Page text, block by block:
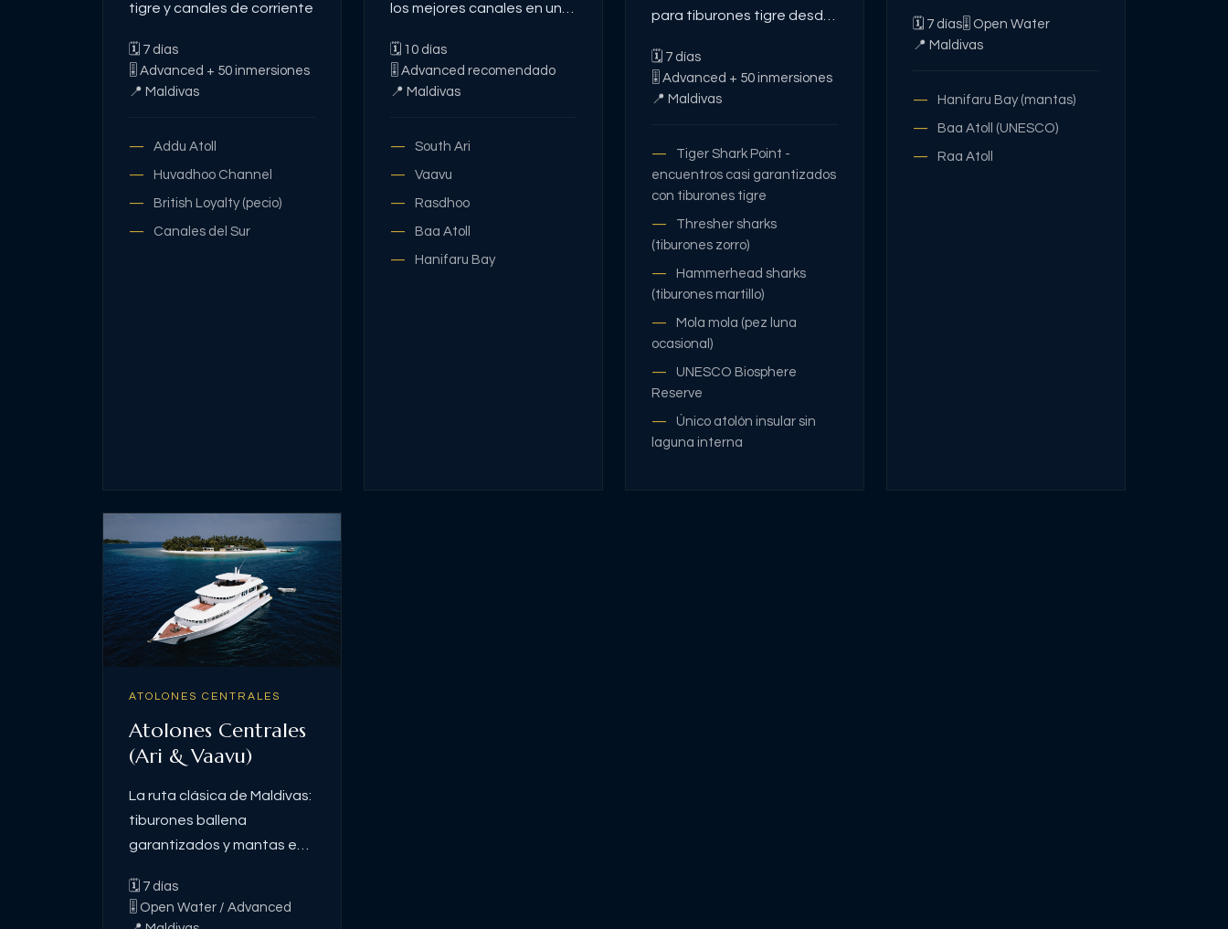
tigre y canales de corriente
🗓 7 días
🎚 Advanced + 50 inmersiones
📍 Maldivas
Addu Atoll
Huvadhoo Channel
British Loyalty (pecio)
Canales del Sur
los mejores canales en un
🗓 10 días
🎚 Advanced recomendado
📍 Maldivas
South Ari
Vaavu
Rasdhoo
Baa Atoll
Hanifaru Bay
para tiburones tigre desde
Requiere vuelo doméstico
clásicos Addu+Huvadhoo
— destino propio.
🗓 7 días
🎚 Advanced + 50 inmersiones
📍 Maldivas
Tiger Shark Point -
encuentros casi garantizados
con tiburones tigre
Thresher sharks
(tiburones zorro)
Hammerhead sharks
(tiburones martillo)
Mola mola (pez luna
ocasional)
UNESCO Biosphere
Reserve
Único atolón insular sin
laguna interna
🗓 7 días🎚 Open Water
📍 Maldivas
Hanifaru Bay (mantas)
Baa Atoll (UNESCO)
Raa Atoll
ATOLONES CENTRALES
Atolones Centrales
(Ari & Vaavu)
La ruta clásica de Maldivas:
tiburones ballena
garantizados y mantas en
🗓 7 días
🎚 Open Water / Advanced